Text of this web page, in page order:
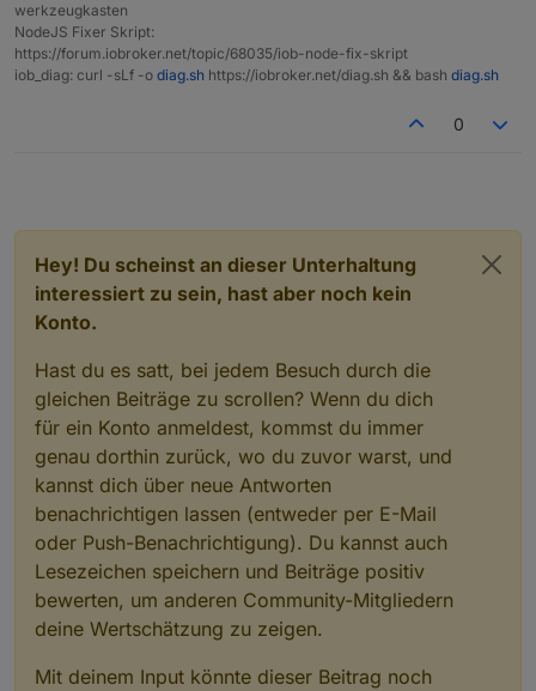
werkzeugkasten
NodeJS Fixer Skript:
https://forum.iobroker.net/topic/68035/iob-node-fix-skript
iob_diag: curl -sLf -o diag.sh https://iobroker.net/diag.sh && bash diag.sh
0
Hey! Du scheinst an dieser Unterhaltung
interessiert zu sein, hast aber noch kein
Konto.
Hast du es satt, bei jedem Besuch durch die
gleichen Beiträge zu scrollen? Wenn du dich
für ein Konto anmeldest, kommst du immer
genau dorthin zurück, wo du zuvor warst, und
kannst dich über neue Antworten
benachrichtigen lassen (entweder per E-Mail
oder Push-Benachrichtigung). Du kannst auch
Lesezeichen speichern und Beiträge positiv
bewerten, um anderen Community-Mitgliedern
deine Wertschätzung zu zeigen.
Mit deinem Input könnte dieser Beitrag noch